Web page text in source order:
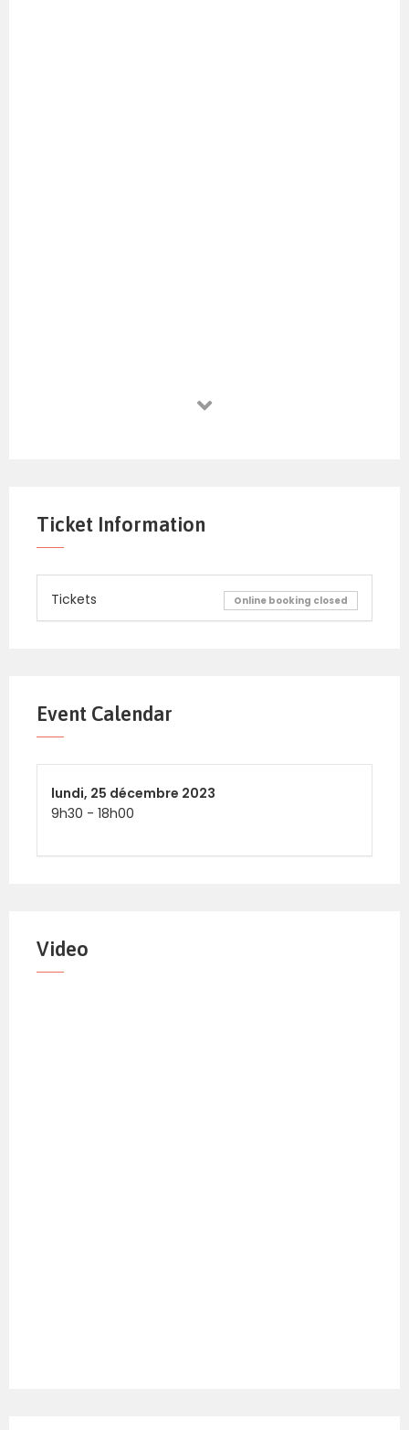
Ticket Information
Tickets Online booking closed
Event Calendar
lundi, 25 décembre 2023
9h30 - 18h00
Video